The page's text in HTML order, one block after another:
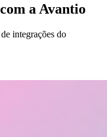
a Avantio
integrações do